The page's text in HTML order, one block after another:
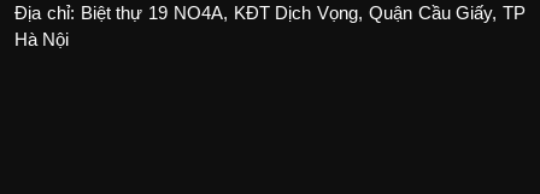
Địa chỉ: Biệt thự 19 NO4A, KĐT Dịch Vọng, Quận Cầu Giấy, TP
Hà Nội